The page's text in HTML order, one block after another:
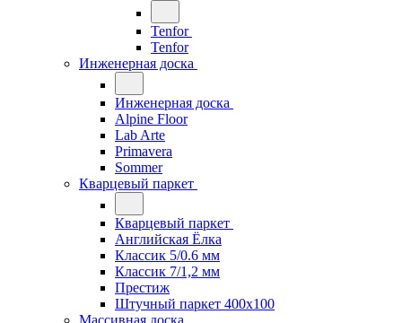
Tenfor
Tenfor
Инженерная доска
Инженерная доска
Alpine Floor
Lab Arte
Primavera
Sommer
Кварцевый паркет
Кварцевый паркет
Английская Ёлка
Классик 5/0.6 мм
Классик 7/1,2 мм
Престиж
Штучный паркет 400x100
Массивная доска